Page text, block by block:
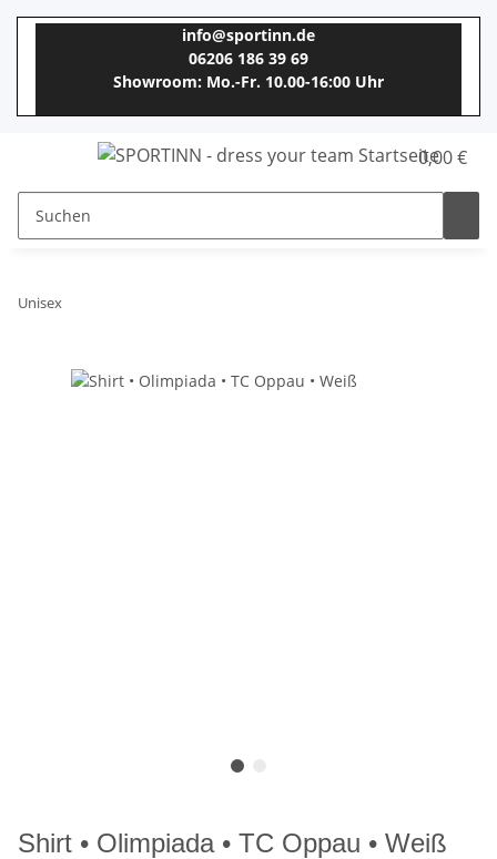
info@sportinn.de
06206 186 39 69
Showroom: Mo.-Fr. 10.00-16:00 Uhr
0,00 €
Unisex
Shirt • Olimpiada • TC Oppau • Weiß